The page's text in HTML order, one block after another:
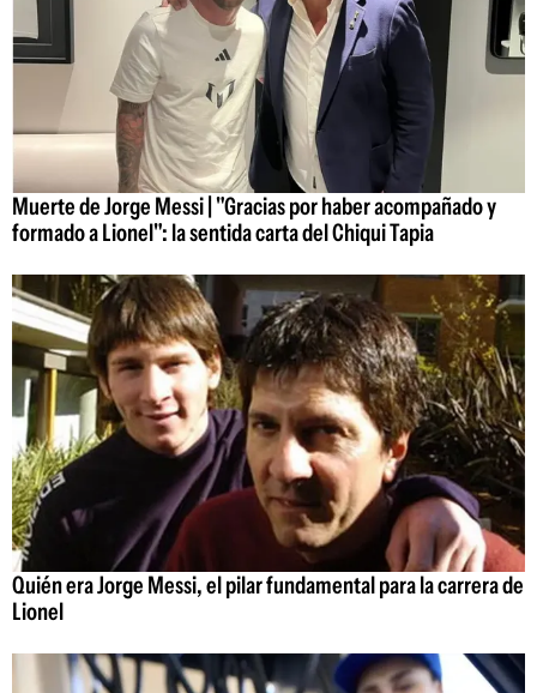
Muerte de Jorge Messi | "Gracias por haber acompañado y
formado a Lionel": la sentida carta del Chiqui Tapia
Quién era Jorge Messi, el pilar fundamental para la carrera de
Lionel